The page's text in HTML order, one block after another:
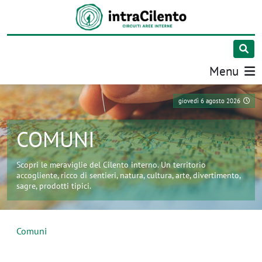
Menu
giovedì 6 agosto 2026
COMUNI
Scopri le meraviglie del Cilento interno. Un territorio
accogliente, ricco di sentieri, natura, cultura, arte, divertimento,
sagre, prodotti tipici.
Comuni